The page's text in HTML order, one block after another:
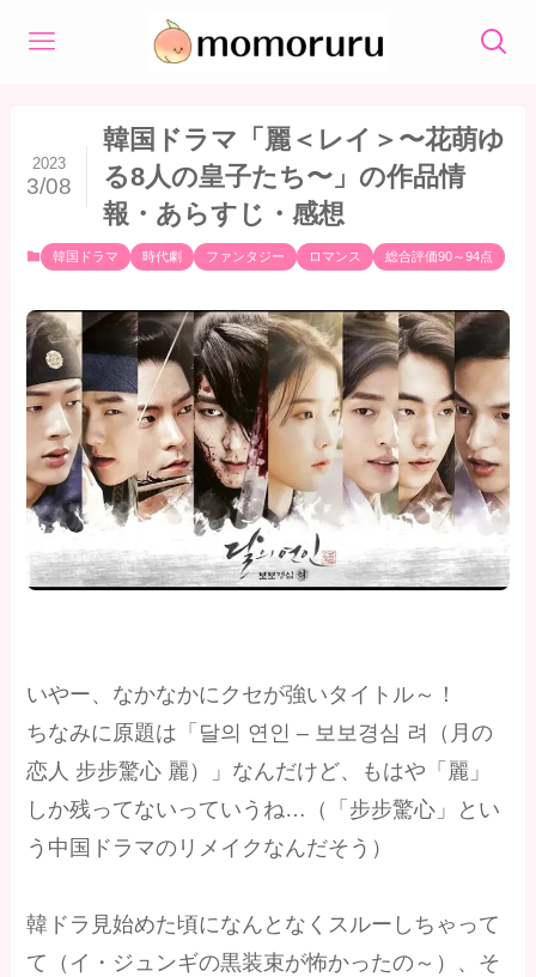
韓国ドラマ「麗＜レイ＞〜花萌ゆ
る8人の皇子たち〜」の作品情
報・あらすじ・感想
2023
3/08
韓国ドラマ 時代劇 ファンタジー ロマンス 総合評価90～94点
いやー、なかなかにクセが強いタイトル～！
ちなみに原題は「달의 연인 – 보보경심 려（月の
恋人 步步驚心 麗）」なんだけど、もはや「麗」
しか残ってないっていうね…（「步步驚心」とい
う中国ドラマのリメイクなんだそう）
韓ドラ見始めた頃になんとなくスルーしちゃって
て（イ・ジュンギの黒装束が怖かったの～）、そ